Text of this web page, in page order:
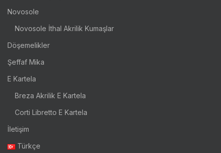
Novosole
Novosole İthal Akrilik Kumaşlar
Döşemelikler
Şeffaf Mika
E Kartela
Breza Akrilik E Kartela
Corti Libretto E Kartela
İletişim
Türkçe